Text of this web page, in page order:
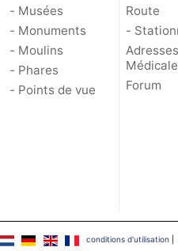
- Musées
- Monuments
- Moulins
- Phares
- Points de vue
Route
-
Adresses
Forum
conditions d‘utilisation